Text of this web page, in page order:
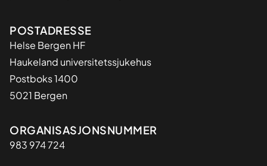
Adresse
POSTADRESSE
Helse Bergen HF
Haukeland universitetssjukehus
Postboks 1400
5021 Bergen
Organisasjon
ORGANISASJONSNUMMER
983 974 724